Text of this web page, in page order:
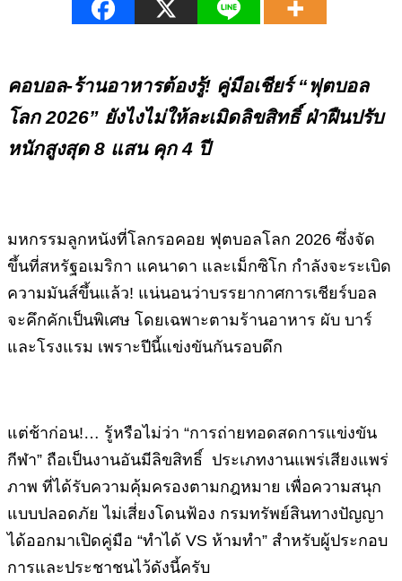
คอบอล-ร้านอาหารต้องรู้! คู่มือเชียร์ “ฟุตบอล
โลก 2026” ยังไงไม่ให้ละเมิดลิขสิทธิ์ ฝ่าฝืนปรับ
หนักสูงสุด 8 แสน คุก 4 ปี
มหกรรมลูกหนังที่โลกรอคอย ฟุตบอลโลก 2026 ซึ่งจัด
ขึ้นที่สหรัฐอเมริกา แคนาดา และเม็กซิโก กำลังจะระเบิด
ความมันส์ขึ้นแล้ว! แน่นอนว่าบรรยากาศการเชียร์บอล
จะคึกคักเป็นพิเศษ โดยเฉพาะตามร้านอาหาร ผับ บาร์
และโรงแรม เพราะปีนี้แข่งขันกันรอบดึก
แต่ช้าก่อน!… รู้หรือไม่ว่า “การถ่ายทอดสดการแข่งขัน
กีฬา” ถือเป็นงานอันมีลิขสิทธิ์ ประเภทงานแพร่เสียงแพร่
ภาพ ที่ได้รับความคุ้มครองตามกฎหมาย เพื่อความสนุก
แบบปลอดภัย ไม่เสี่ยงโดนฟ้อง กรมทรัพย์สินทางปัญญา
ได้ออกมาเปิดคู่มือ “ทำได้ VS ห้ามทำ” สำหรับผู้ประกอบ
การและประชาชนไว้ดังนี้ครับ